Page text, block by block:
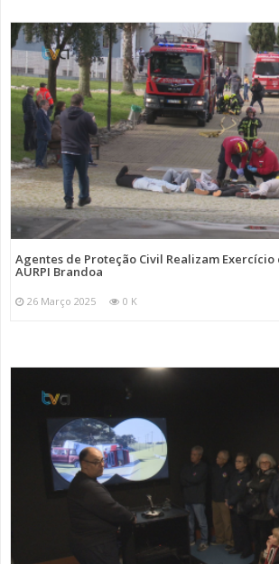
Agentes de Proteção Civil Realizam Exercício
AURPI Brandoa
26 Março 2025 0 K